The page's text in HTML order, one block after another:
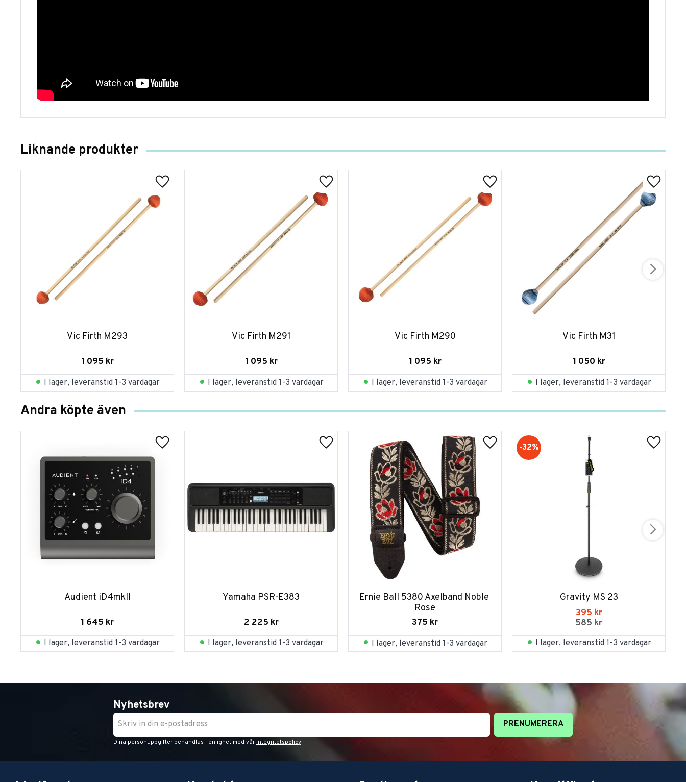
Liknande produkter
Vic Firth M293
1 095 kr
I lager, leveranstid 1-3 vardagar
Vic Firth M291
1 095 kr
I lager, leveranstid 1-3 vardagar
Vic Firth M290
1 095 kr
I lager, leveranstid 1-3 vardagar
Vic Firth M31
1 050 kr
I lager, leveranstid 1-3 vardagar
Andra köpte även
Audient iD4mkII
1 645 kr
I lager, leveranstid 1-3 vardagar
Yamaha PSR-E383
2 225 kr
I lager, leveranstid 1-3 vardagar
Ernie Ball 5380 Axelband Noble
Rose
375 kr
I lager, leveranstid 1-3 vardagar
Gravity MS 23
395 kr
585kr
32%
I lager, leveranstid 1-3 vardagar
Nyhetsbrev
PRENUMERERA
Dina personuppgifter behandlas i enlighet med vår integritetspolicy.